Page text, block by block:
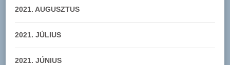
2021. AUGUSZTUS
2021. JÚLIUS
2021. JÚNIUS